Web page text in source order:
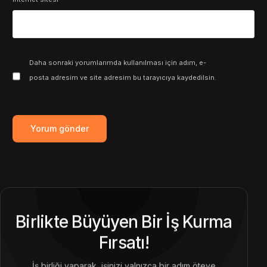
Daha sonraki yorumlarımda kullanılması için adım, e-
posta adresim ve site adresim bu tarayıcıya kaydedilsin.
Birlikte Büyüyen Bir İş Kurma
Fırsatı!